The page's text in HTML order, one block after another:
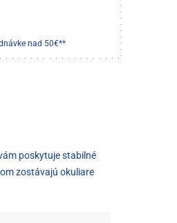
nad 50€**
poskytuje stabilné
zostávajú okuliare